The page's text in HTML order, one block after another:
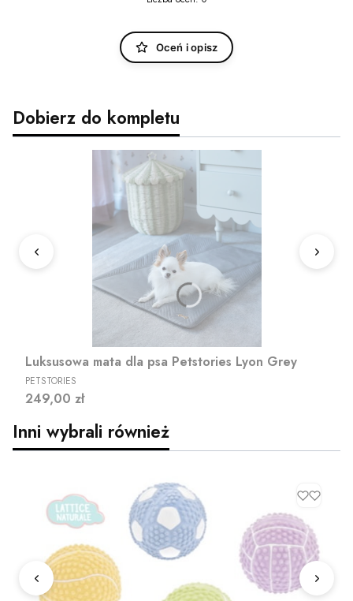
Oceń i opisz
Dobierz do kompletu
Luksusowa mata dla psa Petstories Lyon Grey
PRODUCENT
PETSTORIES
Cena
249,00 zł
Inni wybrali również